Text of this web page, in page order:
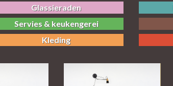
Glassieraden
Servies & keukengerei
Kleding